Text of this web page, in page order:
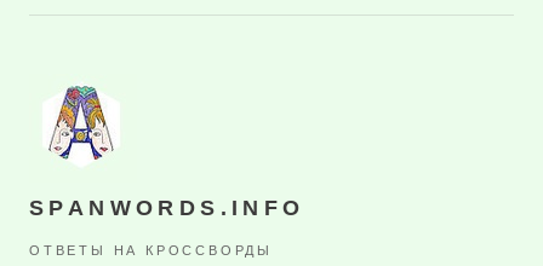
SPANWORDS.INFO
ОТВЕТЫ НА КРОССВОРДЫ